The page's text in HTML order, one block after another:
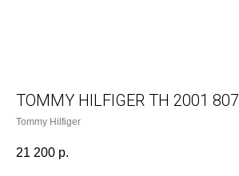
TOMMY HILFIGER TH 2001 807
Tommy Hilfiger
21 200 р.